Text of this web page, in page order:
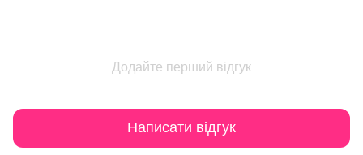
Додайте перший відгук
Написати відгук